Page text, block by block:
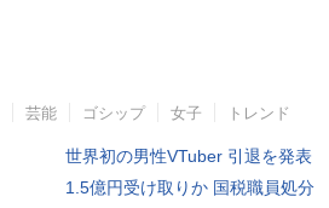
芸能 ゴシップ 女子 トレンド
世界初の男性VTuber 引退を発表
1.5億円受け取りか 国税職員処分